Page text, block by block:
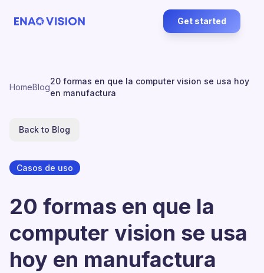
Get started
HomeBlog
20 formas en que la computer vision se usa hoy
en manufactura
Back to Blog
Casos de uso
20 formas en que la
computer vision se usa
hoy en manufactura